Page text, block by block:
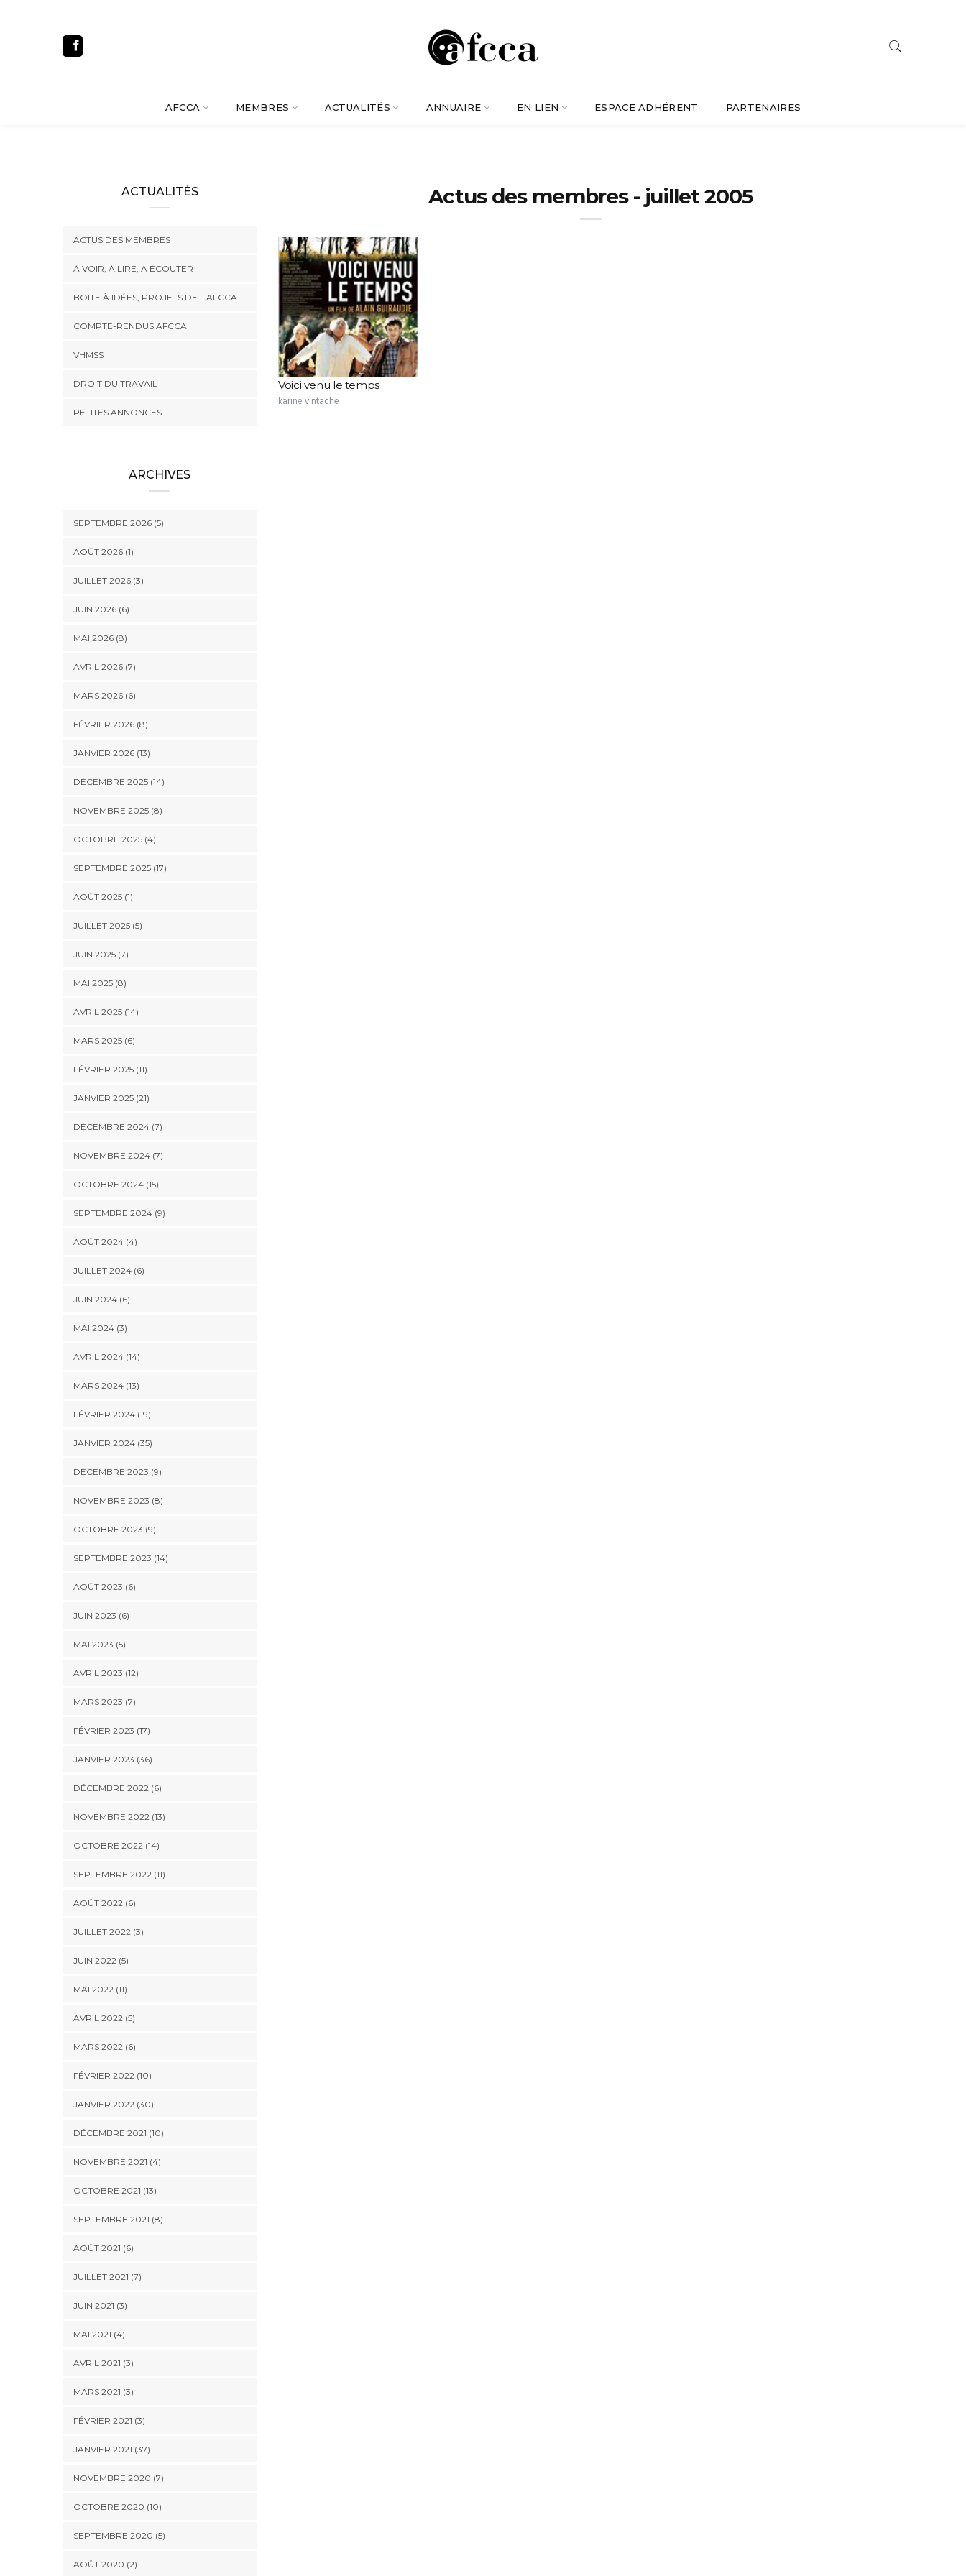
AFCCA MEMBRES ACTUALITÉS ANNUAIRE EN LIEN ESPACE ADHÉRENT PARTENAIRES
Actus des membres - juillet 2005
Voici venu le temps
karine vintache
ACTUALITÉS
ACTUS DES MEMBRES
À VOIR, À LIRE, À ÉCOUTER
BOITE À IDÉES, PROJETS DE L'AFCCA
COMPTE-RENDUS AFCCA
VHMSS
DROIT DU TRAVAIL
PETITES ANNONCES
ARCHIVES
SEPTEMBRE 2026 (5)
AOÛT 2026 (1)
JUILLET 2026 (3)
JUIN 2026 (6)
MAI 2026 (8)
AVRIL 2026 (7)
MARS 2026 (6)
FÉVRIER 2026 (8)
JANVIER 2026 (13)
DÉCEMBRE 2025 (14)
NOVEMBRE 2025 (8)
OCTOBRE 2025 (4)
SEPTEMBRE 2025 (17)
AOÛT 2025 (1)
JUILLET 2025 (5)
JUIN 2025 (7)
MAI 2025 (8)
AVRIL 2025 (14)
MARS 2025 (6)
FÉVRIER 2025 (11)
JANVIER 2025 (21)
DÉCEMBRE 2024 (7)
NOVEMBRE 2024 (7)
OCTOBRE 2024 (15)
SEPTEMBRE 2024 (9)
AOÛT 2024 (4)
JUILLET 2024 (6)
JUIN 2024 (6)
MAI 2024 (3)
AVRIL 2024 (14)
MARS 2024 (13)
FÉVRIER 2024 (19)
JANVIER 2024 (35)
DÉCEMBRE 2023 (9)
NOVEMBRE 2023 (8)
OCTOBRE 2023 (9)
SEPTEMBRE 2023 (14)
AOÛT 2023 (6)
JUIN 2023 (6)
MAI 2023 (5)
AVRIL 2023 (12)
MARS 2023 (7)
FÉVRIER 2023 (17)
JANVIER 2023 (36)
DÉCEMBRE 2022 (6)
NOVEMBRE 2022 (13)
OCTOBRE 2022 (14)
SEPTEMBRE 2022 (11)
AOÛT 2022 (6)
JUILLET 2022 (3)
JUIN 2022 (5)
MAI 2022 (11)
AVRIL 2022 (5)
MARS 2022 (6)
FÉVRIER 2022 (10)
JANVIER 2022 (30)
DÉCEMBRE 2021 (10)
NOVEMBRE 2021 (4)
OCTOBRE 2021 (13)
SEPTEMBRE 2021 (8)
AOÛT 2021 (6)
JUILLET 2021 (7)
JUIN 2021 (3)
MAI 2021 (4)
AVRIL 2021 (3)
MARS 2021 (3)
FÉVRIER 2021 (3)
JANVIER 2021 (37)
NOVEMBRE 2020 (7)
OCTOBRE 2020 (10)
SEPTEMBRE 2020 (5)
AOÛT 2020 (2)